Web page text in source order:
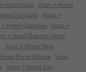
Helsínquia Voos + Hotel
Varsóvia Voos +
+ Hotel Glasgow Voos +
+ Hotel Buenos Aires
Voos + Hotel New
Porto Alegre Voos
Voos + Hotel São